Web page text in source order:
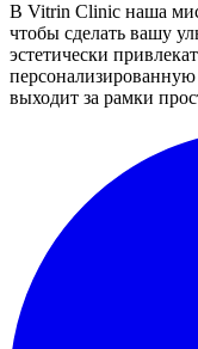
В Vitrin Clinic наша
чтобы сделать вашу
эстетически
выходит за рамки